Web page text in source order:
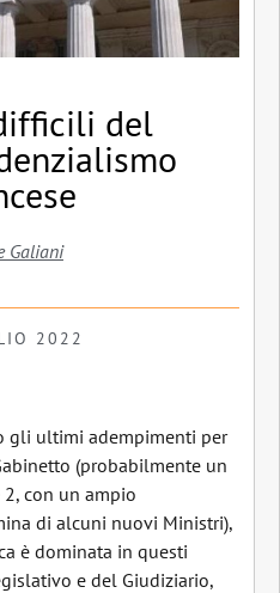
del
Galiani
2022
gli ultimi adempimenti per
(probabilmente un
con un ampio
di alcuni nuovi Ministri),
è dominata in questi
e del Giudiziario,